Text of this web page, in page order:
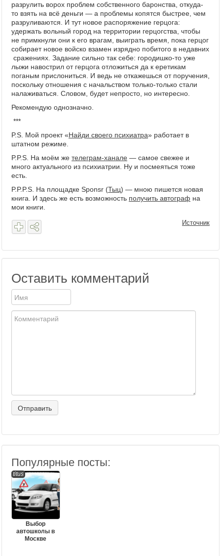
разрулить ворох проблем собственного баронства, откуда-
то взять на всё деньги — а проблемы копятся быстрее, чем
разруливаются. И тут новое распоряжение герцога:
удержать вольный город на территории герцогства, чтобы
не примкнули они к его врагам, выиграть время, пока герцог
собирает новое войско взамен изрядно побитого в недавних
сражениях. Задание сильно так себе: городишко-то уже
лыжи навострил от герцога отложиться да к еретикам
поганым прислониться. И ведь не откажешься от поручения,
поскольку отношения с начальством только-только стали
налаживаться. Словом, будет непросто, но интересно.
Рекомендую однозначно.
***
P.S. Мой проект «Найди своего психиатра» работает в
штатном режиме.
P.P.S. На моём же телеграм-ханале — самое свежее и
много актуального из психиатрии. Ну и посмеяться тоже
есть.
P.P.P.S. На площадке Sponsr (Тыц) — мною пишется новая
книга. И здесь же есть возможность получить автограф на
мои книги.
Источник
Оставить комментарий
Популярные посты:
titus
Выбор
автошколы в
Москве